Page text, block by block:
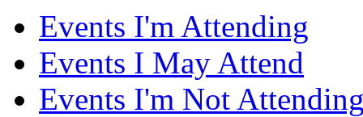
Events I'm Attending
Events I May Attend
Events I'm Not